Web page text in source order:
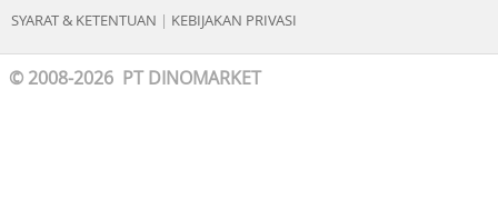
SYARAT & KETENTUAN | KEBIJAKAN PRIVASI
© 2008-2026 PT DINOMARKET